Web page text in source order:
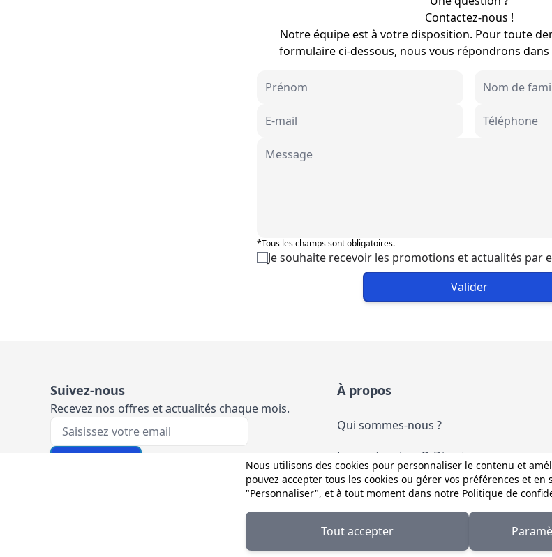
Nous utilisons des cookies pour personnaliser le contenu et
pouvez accepter tous les cookies ou gérer vos préférences et
"Personnaliser", et à tout moment dans notre Politique de
Tout accepter
Contactez-nous !
Notre équipe est à votre disposition. Pour toute
formulaire ci-dessous, nous vous répondrons dans
*Tous les champs sont obligatoires.
Je souhaite recevoir les promotions et actualités par
Valider
Suivez-nous
Recevez nos offres et actualités chaque mois.
Votre e-mail
À propos
Qui sommes-nous ?
Les partenaires D-Direct
Les services D-Direct
© 2025 D-Direct. Tous droits réservés par Wetrust.es